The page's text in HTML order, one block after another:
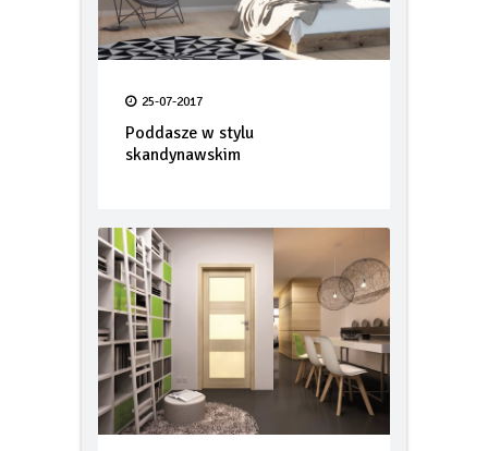
25-07-2017
Poddasze w stylu
skandynawskim